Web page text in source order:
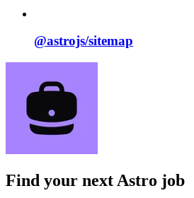
@astrojs/sitemap
Find your next Astro job